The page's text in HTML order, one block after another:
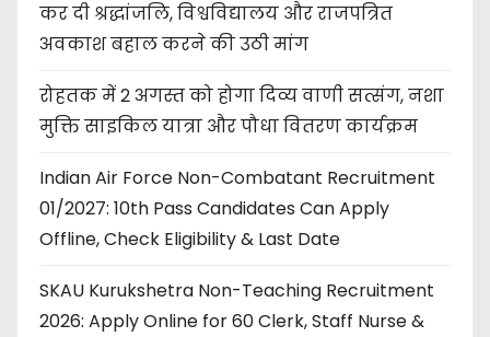
कर दी श्रद्धांजलि, विश्वविद्यालय और राजपत्रित
अवकाश बहाल करने की उठी मांग
रोहतक में 2 अगस्त को होगा दिव्य वाणी सत्संग, नशा
मुक्ति साइकिल यात्रा और पौधा वितरण कार्यक्रम
Indian Air Force Non-Combatant Recruitment
01/2027: 10th Pass Candidates Can Apply
Offline, Check Eligibility & Last Date
SKAU Kurukshetra Non-Teaching Recruitment
2026: Apply Online for 60 Clerk, Staff Nurse &